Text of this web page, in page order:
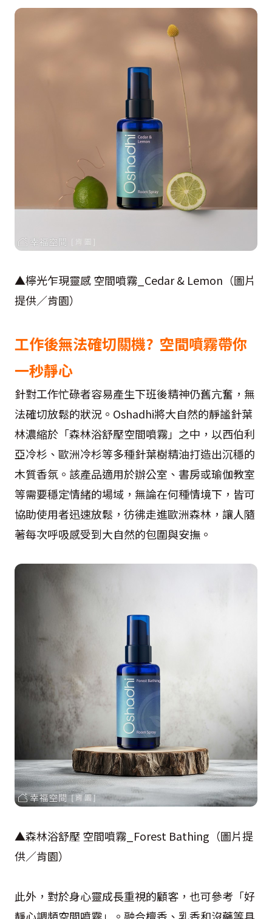
▲檸光乍現靈感 空間噴霧_Cedar & Lemon（圖片
提供／肯園）
工作後無法確切關機? 空間噴霧帶你
一秒靜心
針對工作忙碌者容易產生下班後精神仍舊亢奮，無
法確切放鬆的狀況。Oshadhi將大自然的靜謐針葉
林濃縮於「森林浴舒壓空間噴霧」之中，以西伯利
亞冷杉、歐洲冷杉等多種針葉樹精油打造出沉穩的
木質香氛。該產品適用於辦公室、書房或瑜伽教室
等需要穩定情緒的場域，無論在何種情境下，皆可
協助使用者迅速放鬆，彷彿走進歐洲森林，讓人隨
著每次呼吸感受到大自然的包圍與安撫。
▲森林浴舒壓 空間噴霧_Forest Bathing（圖片提
供／肯園）
此外，對於身心靈成長重視的顧客，也可參考「好
靜心調頻空間噴霧」。融合檀香、乳香和沒藥等具